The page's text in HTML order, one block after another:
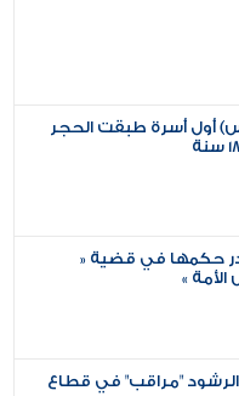
أول أسرة طبقت الحجر
حكمها في قضية «
»
"مراقب" في قطاع